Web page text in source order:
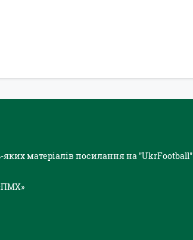
матеріалів посилання на "UkrFootball"